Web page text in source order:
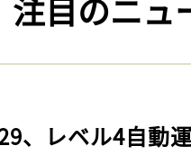
注目のニュ
、レベル4自動